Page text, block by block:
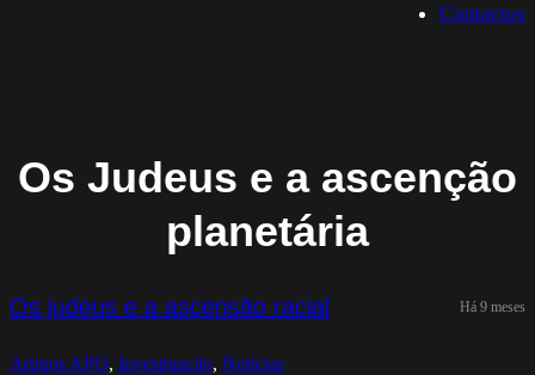
Contactos
Os Judeus e a ascenção
planetária
Os judeus e a ascensão racial Há 9 meses
Artigos APO, Investigação, Noticias